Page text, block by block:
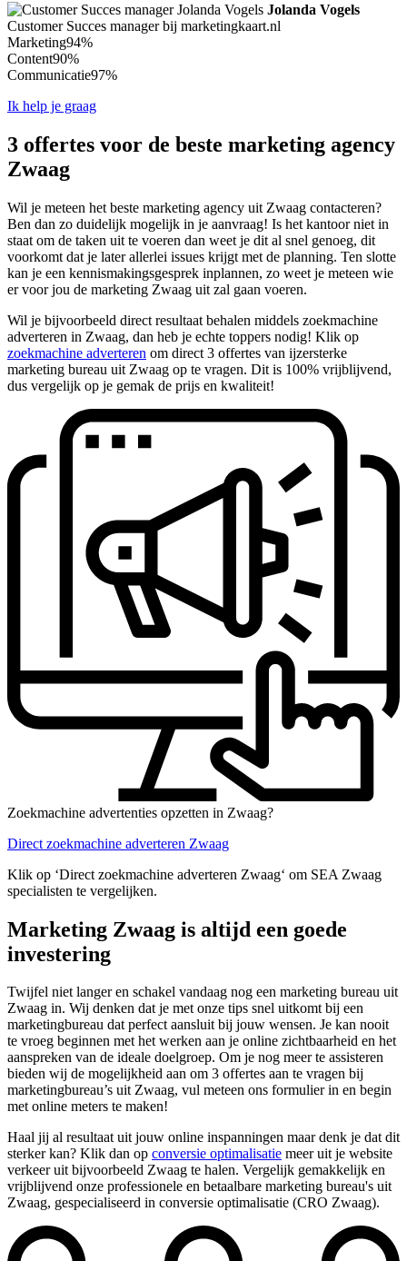
Jolanda Vogels
Customer Succes manager bij marketingkaart.nl
Marketing94%
Content90%
Communicatie97%
Ik help je graag
3 offertes voor de beste marketing agency
Zwaag
Wil je meteen het beste marketing agency uit Zwaag contacteren?
Ben dan zo duidelijk mogelijk in je aanvraag! Is het kantoor niet in
staat om de taken uit te voeren dan weet je dit al snel genoeg, dit
voorkomt dat je later allerlei issues krijgt met de planning. Ten slotte
kan je een kennismakingsgesprek inplannen, zo weet je meteen wie
er voor jou de marketing Zwaag uit zal gaan voeren.
Wil je bijvoorbeeld direct resultaat behalen middels zoekmachine
adverteren in Zwaag, dan heb je echte toppers nodig! Klik op
zoekmachine adverteren om direct 3 offertes van ijzersterke
marketing bureau uit Zwaag op te vragen. Dit is 100% vrijblijvend,
dus vergelijk op je gemak de prijs en kwaliteit!
Zoekmachine advertenties opzetten in Zwaag?
Direct zoekmachine adverteren Zwaag
Klik op ‘Direct zoekmachine adverteren Zwaag‘ om SEA Zwaag
specialisten te vergelijken.
Marketing Zwaag is altijd een goede
investering
Twijfel niet langer en schakel vandaag nog een marketing bureau uit
Zwaag in. Wij denken dat je met onze tips snel uitkomt bij een
marketingbureau dat perfect aansluit bij jouw wensen. Je kan nooit
te vroeg beginnen met het werken aan je online zichtbaarheid en het
aanspreken van de ideale doelgroep. Om je nog meer te assisteren
bieden wij de mogelijkheid aan om 3 offertes aan te vragen bij
marketingbureau’s uit Zwaag, vul meteen ons formulier in en begin
met online meters te maken!
Haal jij al resultaat uit jouw online inspanningen maar denk je dat dit
sterker kan? Klik dan op conversie optimalisatie meer uit je website
verkeer uit bijvoorbeeld Zwaag te halen. Vergelijk gemakkelijk en
vrijblijvend onze professionele en betaalbare marketing bureau's uit
Zwaag, gespecialiseerd in conversie optimalisatie (CRO Zwaag).